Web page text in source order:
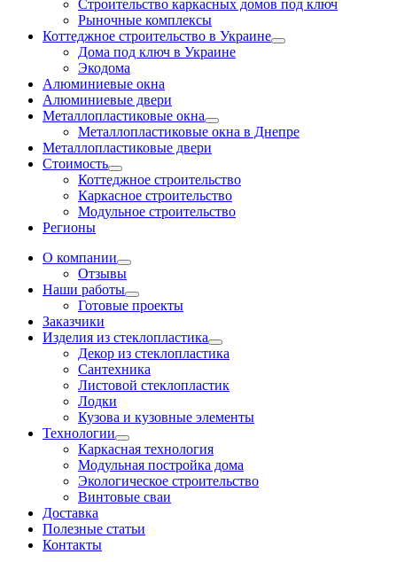
Строительство каркасных домов под ключ
Рыночные комплексы
Коттеджное строительство в Украине
Дома под ключ в Украине
Экодома
Алюминиевые окна
Алюминиевые двери
Металлопластиковые окна
Металлопластиковые окна в Днепре
Металлопластиковые двери
Стоимость
Коттеджное строительство
Каркасное строительство
Модульное строительство
Регионы
О компании
Отзывы
Наши работы
Готовые проекты
Заказчики
Изделия из стеклопластика
Декор из стеклопластика
Сантехника
Листовой стеклопластик
Лодки
Кузова и кузовные элементы
Технологии
Каркасная технология
Модульная постройка дома
Экологическое строительство
Винтовые сваи
Доставка
Полезные статьи
Контакты